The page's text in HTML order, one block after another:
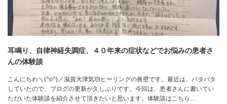
耳鳴り、自律神経失調症、４０年来の症状などでお悩みの患者さ
んの体験談
こんにちわ＼(^o^)／滋賀大津気功ヒーリングの眞壁です。最近は、バタバタ
していたので、ブログの更新が久しぶりです。今回は、患者さんに書いてい
ただいた体験談を紹介させて頂きたいと思います。体験談はこちら…